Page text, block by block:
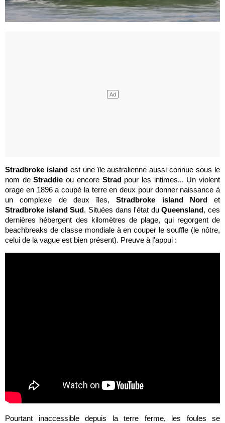
Stradbroke island est une île australienne aussi connue sous le
nom deStraddie ou encore Stradpour les intimes... Un violent
orage en 1896 a coupé la terre en deux pour donner naissance à
un complexe de deux îles,Stradbroke island Nordet
Stradbroke island Sud. Situées dans l'état duQueensland, ces
dernières hébergent des kilomètres de plage, qui regorgent de
beachbreaks de classe mondiale à en couper le souffle (le nôtre,
celui de la vague est bien présent). Preuve à l'appui :
Pourtant inaccessible depuis la terre ferme, les foules se